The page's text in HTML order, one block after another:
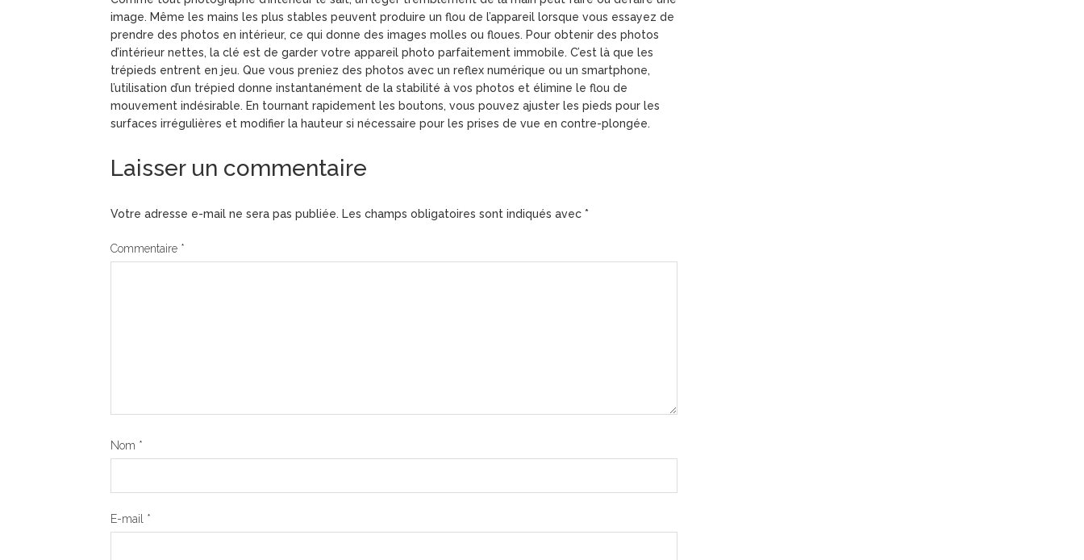
image. Même les mains les plus stables peuvent produire un flou de l’appareil lorsque vous essayez de
prendre des photos en intérieur, ce qui donne des images molles ou floues. Pour obtenir des photos
d’intérieur nettes, la clé est de garder votre appareil photo parfaitement immobile. C’est là que les
trépieds entrent en jeu. Que vous preniez des photos avec un reflex numérique ou un smartphone,
l’utilisation d’un trépied donne instantanément de la stabilité à vos photos et élimine le flou de
mouvement indésirable. En tournant rapidement les boutons, vous pouvez ajuster les pieds pour les
surfaces irrégulières et modifier la hauteur si nécessaire pour les prises de vue en contre-plongée.
Laisser un commentaire
Votre adresse e-mail ne sera pas publiée. Les champs obligatoires sont indiqués avec *
Commentaire *
Nom *
E-mail *